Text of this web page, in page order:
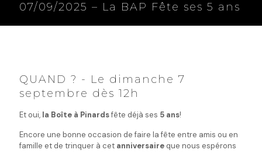
07/09/2025 – La BAP Fête ses 5 ans
QUAND ? - Le dimanche 7
septembre dès 12h
Et oui, la Boîte à Pinardsfête déjà ses 5 ans!
Encore une bonne occasion de faire la fête entre amis ou en
famille et de trinquer à cet anniversaire que nous espérons